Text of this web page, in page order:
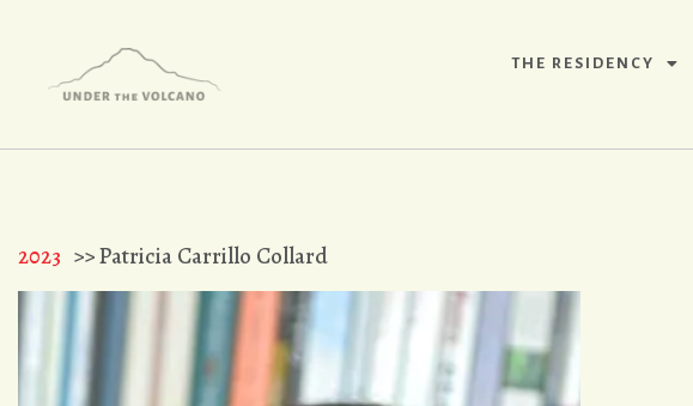
THE RESIDENCY
2023 >> Patricia Carrillo Collard